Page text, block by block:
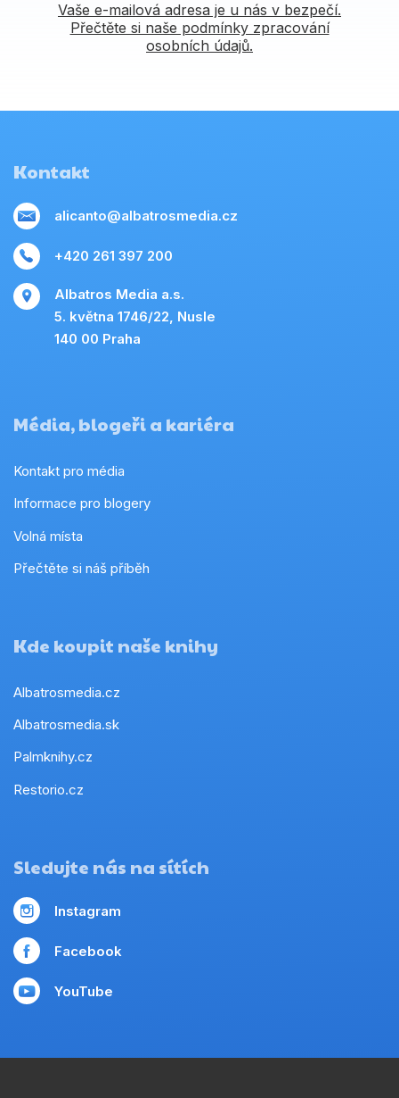
Vaše e-mailová adresa je u nás v bezpečí.
Přečtěte si naše podmínky zpracování
osobních údajů.
Kontakt
alicanto@albatrosmedia.cz
+420 261 397 200
Albatros Media a.s.
5. května 1746/22, Nusle
140 00 Praha
Média, blogeři a kariéra
Kontakt pro média
Informace pro blogery
Volná místa
Přečtěte si náš příběh
Kde koupit naše knihy
Albatrosmedia.cz
Albatrosmedia.sk
Palmknihy.cz
Restorio.cz
Sledujte nás na sítích
Instagram
Facebook
YouTube